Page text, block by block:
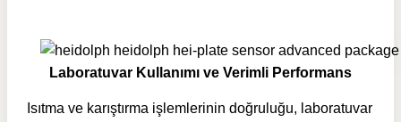
Laboratuvar Kullanımı ve Verimli Performans
Isıtma ve karıştırma işlemlerinin doğruluğu, laboratuvar